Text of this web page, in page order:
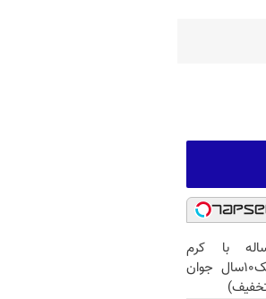
آقای58ساله با کرم
ضدچروک جلبک10سال جوان